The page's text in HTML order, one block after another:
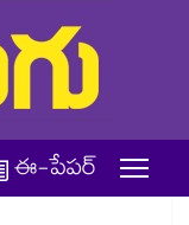
ఈ-పేపర్